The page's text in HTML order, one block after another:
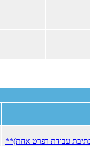
וכתיבת עבודת רפרט אחת)**